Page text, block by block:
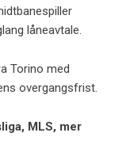
låneavtale.
Torino med
overgangsfrist.
MLS, mer